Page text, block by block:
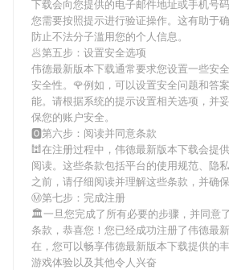
下载会向您提供的电子邮件地址或手机号
您需要按照提示进行验证操作。这有助于
防止不法分子滥用您的个人信息。
🥟第五步：设置安全选项
伟德最新版本下载通常要求您设置一些安
安全性。🌹例如，可以设置安全问题和答
能。请根据系统的提示设置相关选项，并
保您的账户安全。
🅾第六步：阅读并同意条款
🕍在注册过程中， 伟德最新版本下载会提
阅读。这些条款包括平台的使用规范、隐
之前，请仔细阅读并理解这些条款，并确
Ⓜ第七步：完成注册
🏛一旦您完成了所有必要的步骤，并同意了
条款，恭喜您！您已经成功注册了伟德最
在，您可以畅享伟德最新版本下载提供的
游戏体验以及其他令人兴奋